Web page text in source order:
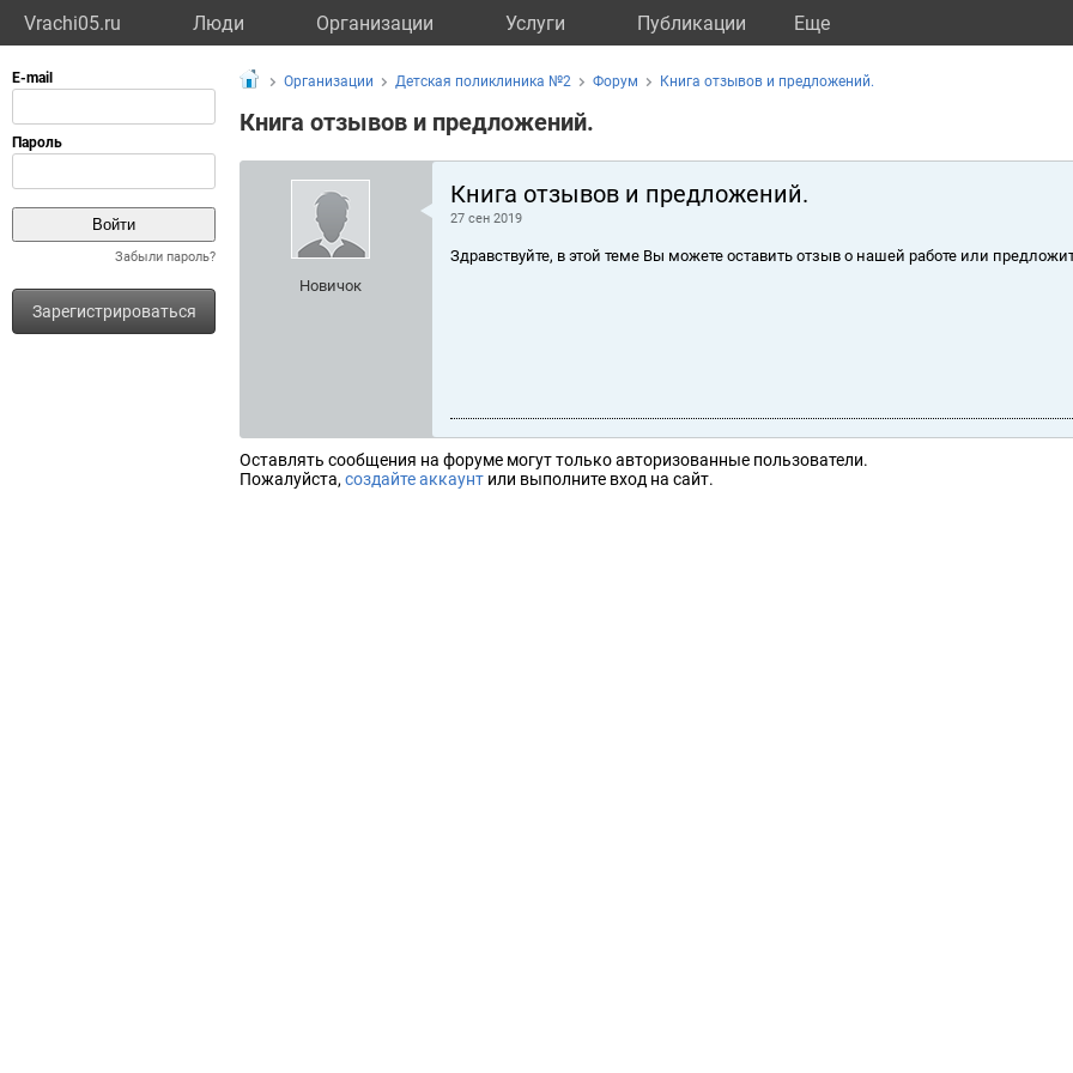
Vrachi05.ru Люди Организации Услуги Публикации Eще
Забыли пароль?
Зарегистрироваться
Организации Детская поликлиника №2 Форум Книга отзывов и предложений.
Книга отзывов и предложений.
Новичок
Книга отзывов и предложений.
27 сен 2019
Здравствуйте, в этой теме Вы можете оставить отзыв о нашей работе или
Оставлять сообщения на форуме могут только авторизованные пользователи.
Пожалуйста, создайте аккаунт или выполните вход на сайт.